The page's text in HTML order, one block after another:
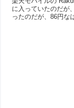
に入っていたのだが
ったのだが、86円な